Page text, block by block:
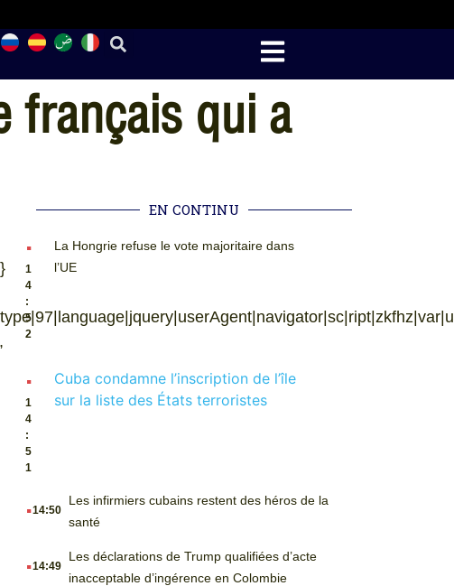
français qui a
EN CONTINU
.
1
4
:
5
2
La Hongrie refuse le vote majoritaire dans
l’UE
.
1
4
:
5
1
Cuba condamne l’inscription de l’île
sur la liste des États terroristes
.14:50
Les infirmiers cubains restent des héros de la
santé
.14:49
Les déclarations de Trump qualifiées d’acte
inacceptable d’ingérence en Colombie